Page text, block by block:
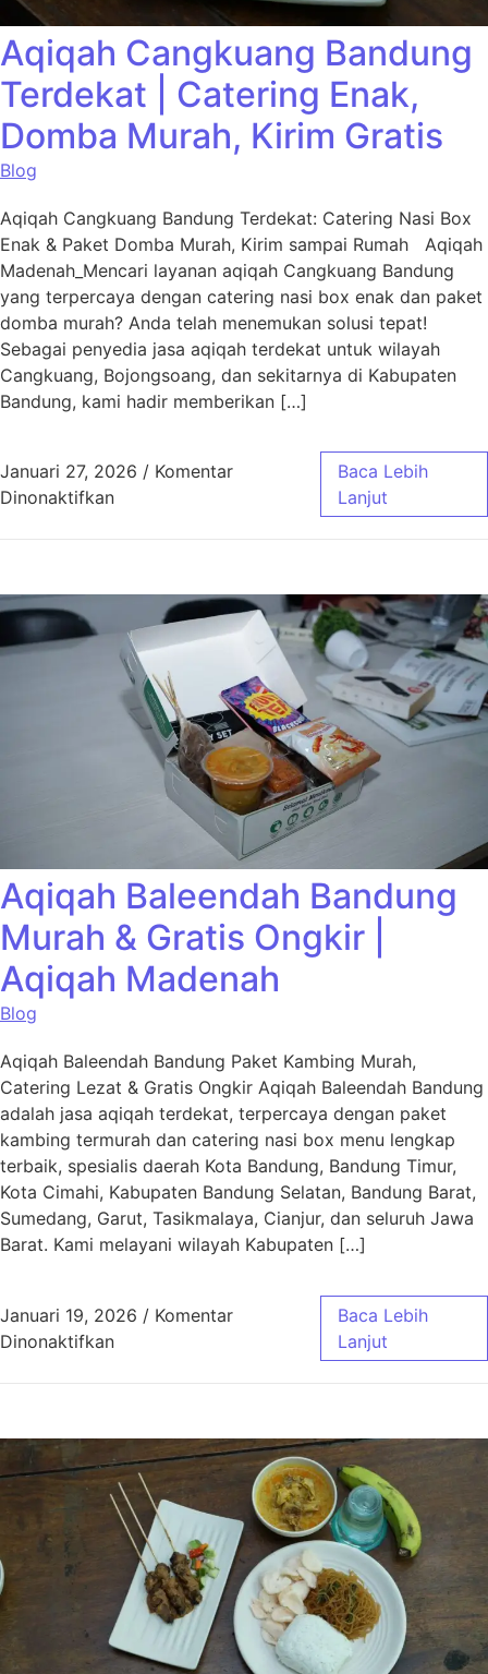
Aqiqah Cangkuang Bandung
Terdekat | Catering Enak,
Domba Murah, Kirim Gratis
Blog
Aqiqah Cangkuang Bandung Terdekat: Catering Nasi Box
Enak & Paket Domba Murah, Kirim sampai Rumah Aqiqah
Madenah_Mencari layanan aqiqah Cangkuang Bandung
yang terpercaya dengan catering nasi box enak dan paket
domba murah? Anda telah menemukan solusi tepat!
Sebagai penyedia jasa aqiqah terdekat untuk wilayah
Cangkuang, Bojongsoang, dan sekitarnya di Kabupaten
Bandung, kami hadir memberikan […]
Januari 27, 2026 / Komentar
Dinonaktifkanpada Aqiqah Cangkuang Bandung Terdekat
Baca Lebih
Lanjut
Aqiqah Baleendah Bandung
Murah & Gratis Ongkir |
Aqiqah Madenah
Blog
Aqiqah Baleendah Bandung Paket Kambing Murah,
Catering Lezat & Gratis Ongkir Aqiqah Baleendah Bandung
adalah jasa aqiqah terdekat, terpercaya dengan paket
kambing termurah dan catering nasi box menu lengkap
terbaik, spesialis daerah Kota Bandung, Bandung Timur,
Kota Cimahi, Kabupaten Bandung Selatan, Bandung Barat,
Sumedang, Garut, Tasikmalaya, Cianjur, dan seluruh Jawa
Barat. Kami melayani wilayah Kabupaten […]
Januari 19, 2026 / Komentar
Dinonaktifkanpada Aqiqah Baleendah Bandung Murah &
Baca Lebih
Lanjut